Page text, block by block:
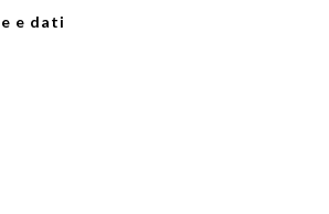
e dati